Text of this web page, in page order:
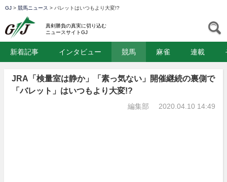
GJ > 競馬ニュース > バレットはいつもより大変!?
真剣勝負の真実に切り込む
ニュースサイトGJ
新着記事 インタビュー 競馬 麻雀 連載
JRA「検量室は静か」「素っ気ない」開催継続の裏側で
「バレット」はいつもより大変!?
編集部 2020.04.10 14:49